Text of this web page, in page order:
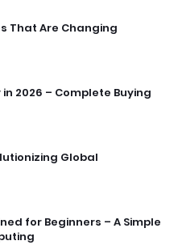
That Are Changing
2026 – Complete Buying
Global
for Beginners – A Simple